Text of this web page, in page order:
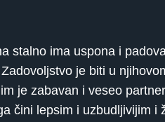
stalno ima uspona i
je biti u
je zabavan i veseo
čini lepsim i uzbudljivijim i